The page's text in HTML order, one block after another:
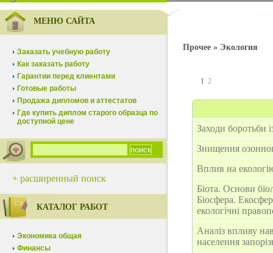
МЕНЮ САЙТА
Заказать учебную работу
Как заказать работу
Гарантии перед клиентами
Готовые работы
Продажа дипломов и аттестатов
Где купить диплом старого образца по
доступной цене
+ расширенный поиск
КАТАЛОГ РАБОТ
Экономика общая
Финансы
Прочее » Экология
1 2
Заходи боротьби
Знищення
Вплив на
Біота. Основи
Біосфера.
екологічні
Аналіз впливу
населення